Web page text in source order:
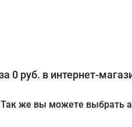
0 руб. в интернет-
же вы можете выбрать